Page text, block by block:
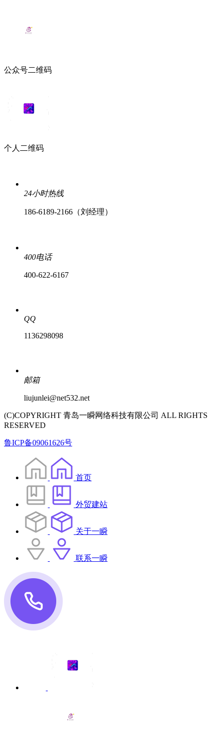
公众号二维码
个人二维码
24小时热线
186-6189-2166（刘经理）
400电话
400-622-6167
QQ
1136298098
邮箱
liujunlei@net532.net
(C)COPYRIGHT 青岛一瞬网络科技有限公司 ALL RIGHTS
RESERVED
鲁ICP备09061626号
首页
外贸建站
关于一瞬
联系一瞬